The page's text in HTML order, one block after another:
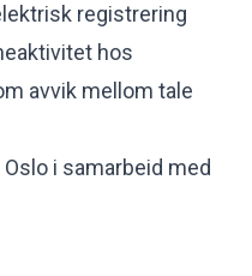
registrering
hos
avvik mellom tale
i samarbeid med